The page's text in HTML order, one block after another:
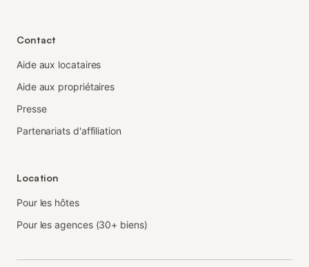
Contact
Aide aux locataires
Aide aux propriétaires
Presse
Partenariats d'affiliation
Location
Pour les hôtes
Pour les agences (30+ biens)